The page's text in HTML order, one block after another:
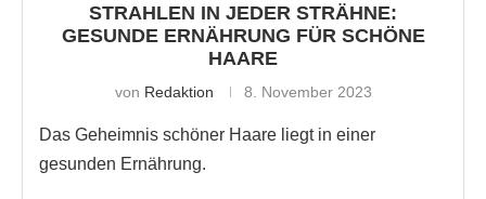
STRAHLEN IN JEDER STRÄHNE:
GESUNDE ERNÄHRUNG FÜR SCHÖNE
HAARE
von Redaktion 8. November 2023
Das Geheimnis schöner Haare liegt in einer
gesunden Ernährung.